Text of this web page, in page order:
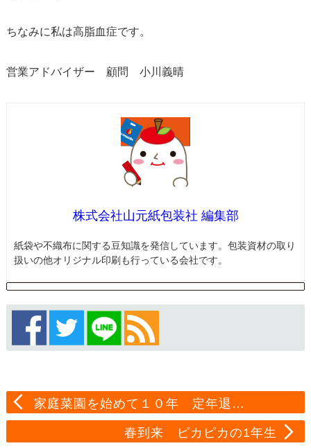
ちなみに私は高脂血症です。
営業アドバイザー 顧問 小川義晴
株式会社山元紙包装社 編集部
紙袋や不織布に関する豆知識を発信しています。包装資材の取り
扱いの他オリジナル印刷も行っている会社です。
家庭菜園を始めて１０年 定年退…
春到来 ピカピカの1年生